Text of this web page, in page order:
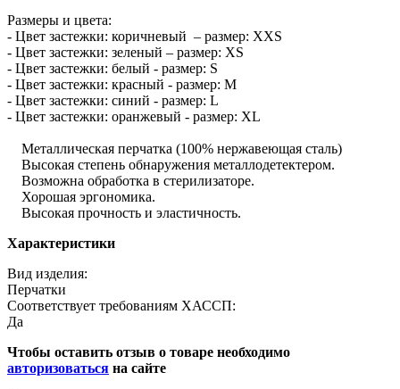
Размеры и цвета:
- Цвет застежки: коричневый – размер: XXS
- Цвет застежки: зеленый – размер: XS
- Цвет застежки: белый - размер: S
- Цвет застежки: красный - размер: M
- Цвет застежки: синий - размер: L
- Цвет застежки: оранжевый - размер: XL
Металлическая перчатка (100% нержавеющая сталь)
Высокая степень обнаружения металлодетектером.
Возможна обработка в стерилизаторе.
Хорошая эргономика.
Высокая прочность и эластичность.
Характеристики
Вид изделия:
Перчатки
Соответствует требованиям ХАССП:
Да
Чтобы оставить отзыв о товаре необходимо
авторизоваться на сайте